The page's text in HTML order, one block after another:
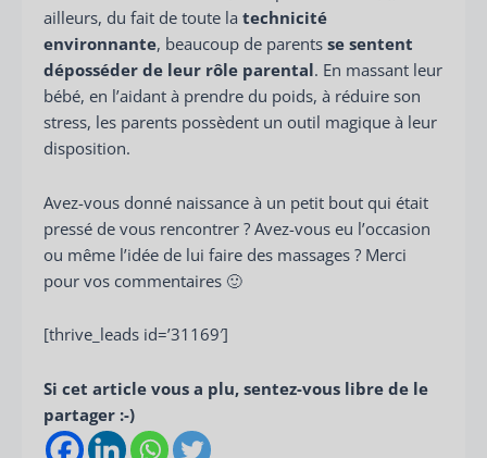
ailleurs, du fait de toute la technicité
environnante, beaucoup de parents se sentent
déposséder de leur rôle parental. En massant leur
bébé, en l’aidant à prendre du poids, à réduire son
stress, les parents possèdent un outil magique à leur
disposition.
Avez-vous donné naissance à un petit bout qui était
pressé de vous rencontrer ? Avez-vous eu l’occasion
ou même l’idée de lui faire des massages ? Merci
pour vos commentaires 🙂
[thrive_leads id=’31169′]
Si cet article vous a plu, sentez-vous libre de le
partager :-)